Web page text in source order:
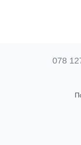
078